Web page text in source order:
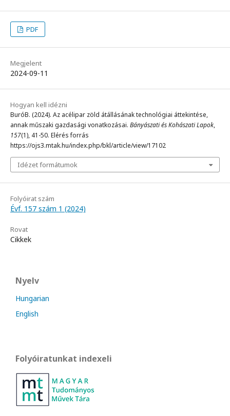
PDF
Megjelent
2024-09-11
Hogyan kell idézni
BuróB. (2024). Az acélipar zöld átállásának technológiai áttekintése,
annak műszaki gazdasági vonatkozásai. Bányászati és Kohászati Lapok,
157(1), 41-50. Elérés forrás
https://ojs3.mtak.hu/index.php/bkl/article/view/17102
Idézet formátumok
Folyóirat szám
Évf. 157 szám 1 (2024)
Rovat
Cikkek
Nyelv
Hungarian
English
Folyóiratunkat indexeli